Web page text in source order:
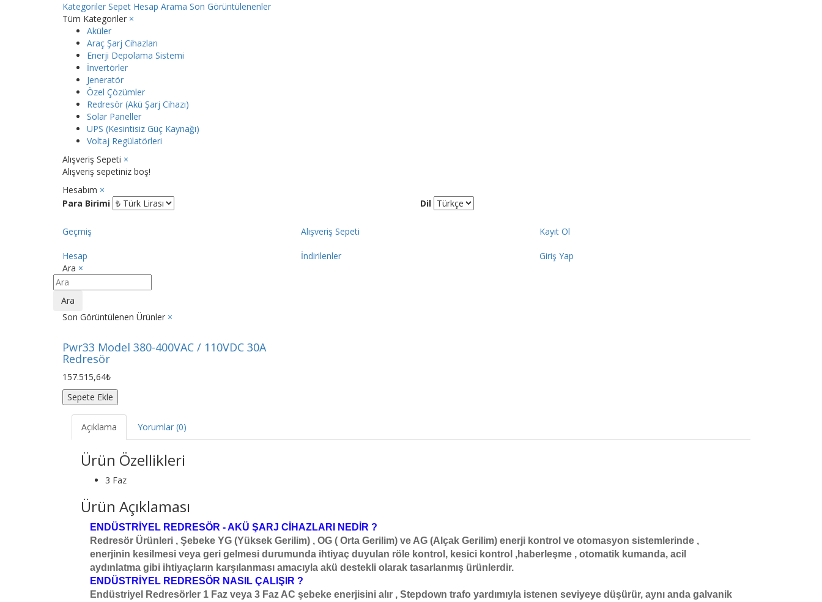
Kategoriler Sepet Hesap Arama Son Görüntülenenler
Tüm Kategoriler ×
Aküler
Araç Şarj Cihazları
Enerji Depolama Sistemi
İnvertörler
Jeneratör
Özel Çözümler
Redresör (Akü Şarj Cihazı)
Solar Paneller
UPS (Kesintisiz Güç Kaynağı)
Voltaj Regülatörleri
Alışveriş Sepeti ×
Alışveriş sepetiniz boş!
Hesabım ×
Para Birimi
Dil
Geçmiş Alışveriş Sepeti Kayıt Ol
Hesap İndirilenler
Giriş Yap
Ara ×
Ara
Son Görüntülenen Ürünler ×
Pwr33 Model 380-400VAC / 110VDC 30A
Redresör
157.515,64₺
Sepete Ekle
Açıklama Yorumlar (0)
Ürün Özellikleri
3 Faz
Ürün Açıklaması
ENDÜSTRİYEL REDRESÖR - AKÜ ŞARJ CİHAZLARI NEDİR ?
Redresör Ürünleri , Şebeke YG (Yüksek Gerilim) , OG ( Orta Gerilim) ve AG (Alçak Gerilim) enerji kontrol ve otomasyon sistemlerinde ,
enerjinin kesilmesi veya geri gelmesi durumunda ihtiyaç duyulan röle kontrol, kesici kontrol ,haberleşme , otomatik kumanda, acil
aydınlatma gibi ihtiyaçların karşılanması amacıyla akü destekli olarak tasarlanmış ürünlerdir.
ENDÜSTRİYEL REDRESÖR NASIL ÇALIŞIR ?
Endüstriyel Redresörler 1 Faz veya 3 Faz AC şebeke enerjisini alır , Stepdown trafo yardımıyla istenen seviyeye düşürür, aynı anda galvanik